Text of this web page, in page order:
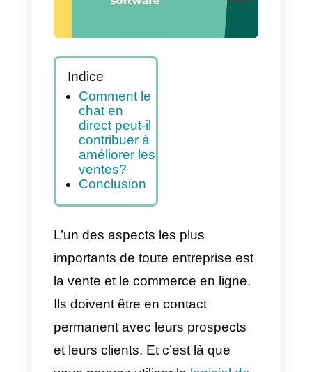
Indice
Comment le
chat en
contribuer à
améliorer les
ventes?
L’un des aspects les plus